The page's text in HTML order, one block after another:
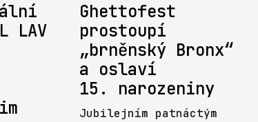
LAV
Ghettofest
prostoupí
„brněnský Bronx“
a oslaví
15. narozeniny
Jubilejním patnáctým